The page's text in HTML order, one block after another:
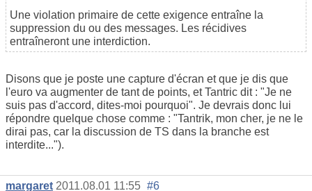
Une violation primaire de cette exigence entraîne la
suppression du ou des messages. Les récidives
entraîneront une interdiction.
Disons que je poste une capture d'écran et que je dis que
l'euro va augmenter de tant de points, et Tantric dit : "Je ne
suis pas d'accord, dites-moi pourquoi". Je devrais donc lui
répondre quelque chose comme : "Tantrik, mon cher, je ne le
dirai pas, car la discussion de TS dans la branche est
interdite...").
margaret 2011.08.01 11:55 #6